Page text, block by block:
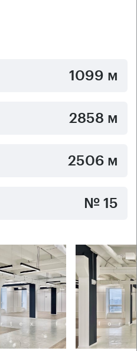
1099 м
2858 м
2506 м
№ 15